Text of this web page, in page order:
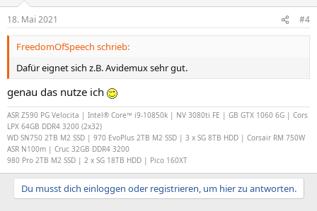
e
n
18. Mai 2021 #4
FreedomOfSpeech schrieb:
Dafür eignet sich z.B. Avidemux sehr gut.
genau das nutze ich
ASR Z590 PG Velocita | Intel® Core™ i9-10850k | NV 3080ti FE | GB GTX 1060 6G | Cors
LPX 64GB DDR4 3200 (2x32)
WD SN750 2TB M2 SSD | 970 EvoPlus 2TB M2 SSD | 3 x SG 8TB HDD | Corsair RM 750W
ASR N100m | Cruc 32GB DDR4 3200
980 Pro 2TB M2 SSD | 2 x SG 18TB HDD | Pico 160XT
Du musst dich einloggen oder registrieren, um hier zu antworten.